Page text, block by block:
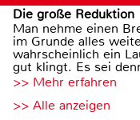
Die große Reduktion
Man nehme einen
im Grunde alles
wahrscheinlich ein
gut klingt. Es sei
>> Mehr erfahren
>> Alle anzeigen